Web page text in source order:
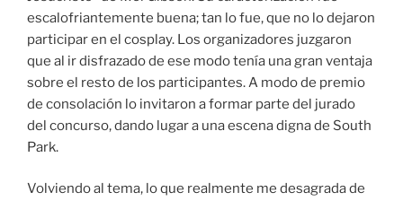
escalofriantemente buena; tan lo fue, que no lo dejaron
participar en el cosplay. Los organizadores juzgaron
que al ir disfrazado de ese modo tenía una gran ventaja
sobre el resto de los participantes. A modo de premio
de consolación lo invitaron a formar parte del jurado
del concurso, dando lugar a una escena digna de South
Park.
Volviendo al tema, lo que realmente me desagrada de